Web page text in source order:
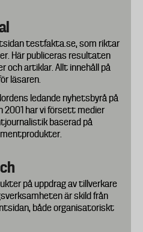
testfakta.se, som riktar
Här publiceras resultaten
och artiklar. Allt innehåll på
läsaren.
ledande nyhetsbyrå på
2001 har vi försett medier
baserad på
på uppdrag av tillverkare
är skild från
både organisatoriskt